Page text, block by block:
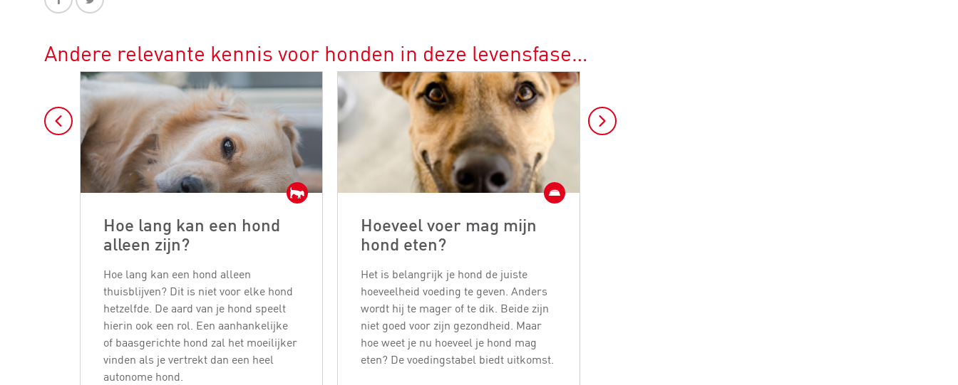
Andere relevante kennis voor honden in deze levensfase…
Hoe lang kan een hond
alleen zijn?
Hoe lang kan een hond alleen
thuisblijven? Dit is niet voor elke hond
hetzelfde. De aard van je hond speelt
hierin ook een rol. Een aanhankelijke
of baasgerichte hond zal het moeilijker
vinden als je vertrekt dan een heel
autonome hond.
Hoeveel voer mag mijn
hond eten?
Het is belangrijk je hond de juiste
hoeveelheid voeding te geven. Anders
wordt hij te mager of te dik. Beide zijn
niet goed voor zijn gezondheid. Maar
hoe weet je nu hoeveel je hond mag
eten? De voedingstabel biedt uitkomst.